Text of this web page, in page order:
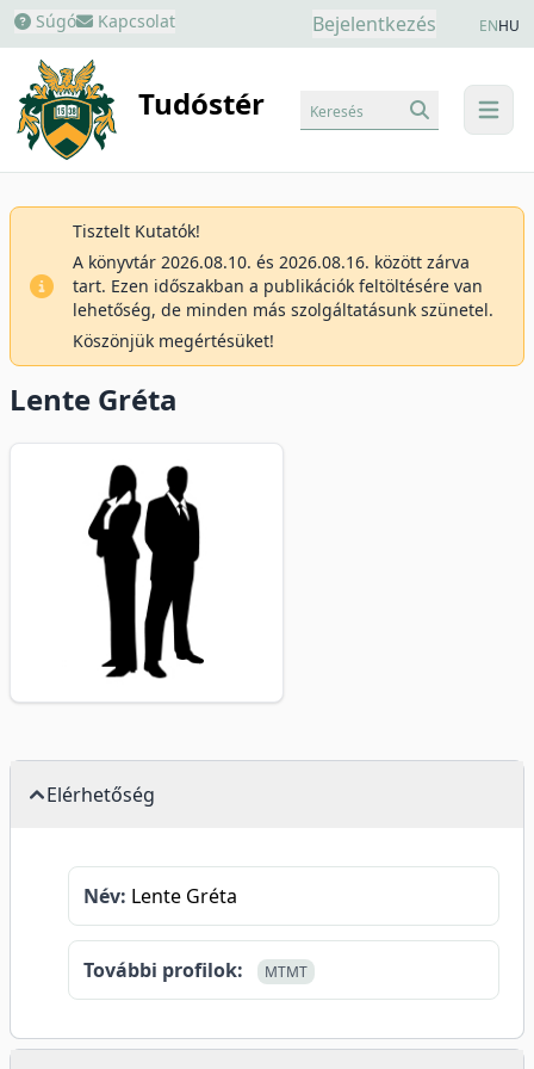
Súgó Kapcsolat Bejelentkezés ENHU
Tudóstér menu
Keresés
Tisztelt Kutatók!
A könyvtár 2026.08.10. és 2026.08.16. között zárva
tart. Ezen időszakban a publikációk feltöltésére van
lehetőség, de minden más szolgáltatásunk szünetel.
Köszönjük megértésüket!
Lente Gréta
Elérhetőség
Név: Lente Gréta
További profilok: MTMT